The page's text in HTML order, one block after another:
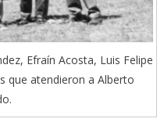
Efraín Acosta, Luis Felipe
que atendieron a Alberto